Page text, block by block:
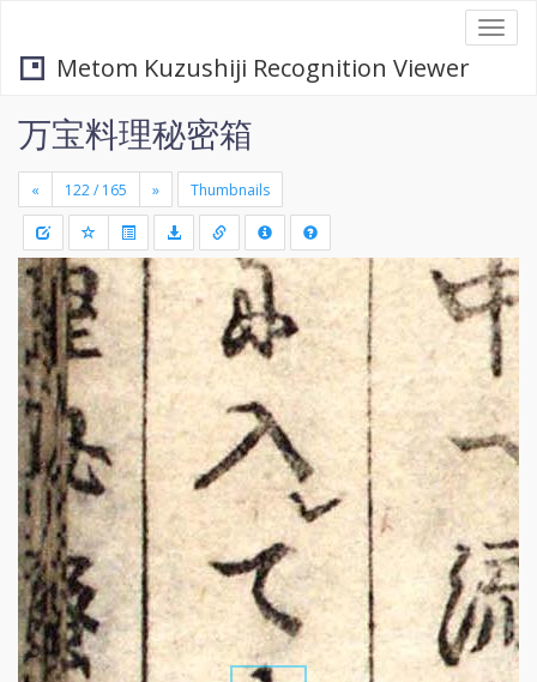
Metom Kuzushiji Recognition Viewer
万宝料理秘密箱
« » Thumbnails
+
-
Draw
a